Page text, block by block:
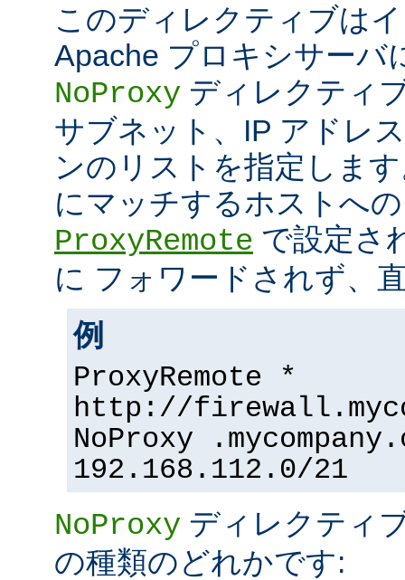
このディレクティブは
Apache プロキシサーバ
NoProxy ディレクティ
サブネット、IP アドレ
ンのリストを指定しま
にマッチするホストへ
ProxyRemote で設定さ
に フォワードされず、
例
ProxyRemote *
http://
NoProxy
192.168.112.0/21
NoProxy ディレクティ
の種類のどれかです: